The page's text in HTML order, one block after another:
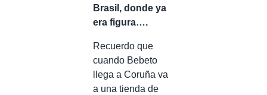
Brasil, donde ya
era figura….
Recuerdo que
cuando Bebeto
llega a Coruña va
a una tienda de